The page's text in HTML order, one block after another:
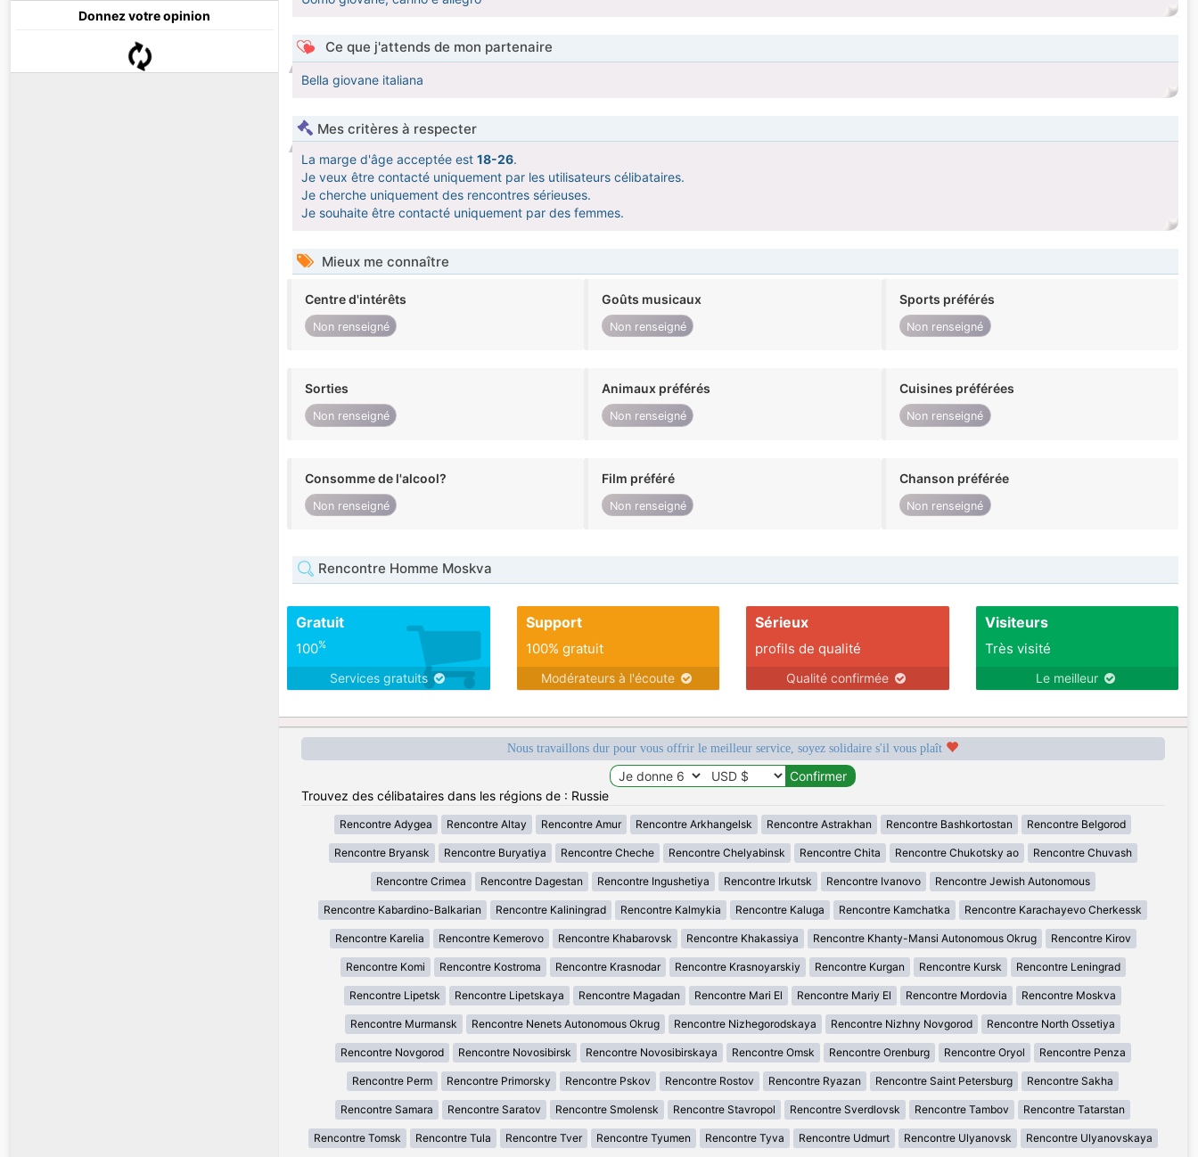
Donnez votre opinion
Ce que j'attends de mon partenaire
Bella giovane italiana
Mes critères à respecter
La marge d'âge acceptée est 18-26.
Je veux être contacté uniquement par les utilisateurs célibataires.
Je cherche uniquement des rencontres sérieuses.
Je souhaite être contacté uniquement par des femmes.
Mieux me connaître
Centre d'intérêts
Non renseigné
Goûts musicaux
Non renseigné
Sports préférés
Non renseigné
Sorties
Non renseigné
Animaux préférés
Non renseigné
Cuisines préférées
Non renseigné
Consomme de l'alcool?
Non renseigné
Film préféré
Non renseigné
Chanson préférée
Non renseigné
Rencontre Homme Moskva
Gratuit
100%
Services gratuits
Support
100% gratuit
Modérateurs à l'écoute
Sérieux
profils de qualité
Qualité confirmée
Visiteurs
Très visité
Le meilleur
Nous travaillons dur pour vous offrir le meilleur service, soyez solidaire s'il vous plaît
Trouvez des célibataires dans les régions de : Russie
Rencontre Adygea Rencontre Altay Rencontre Amur Rencontre Arkhangelsk Rencontre Astrakhan Rencontre Bashkortostan Rencontre Belgorod
Rencontre Bryansk Rencontre Buryatiya Rencontre Cheche Rencontre Chelyabinsk Rencontre Chita Rencontre Chukotsky ao Rencontre Chuvash
Rencontre Crimea Rencontre Dagestan Rencontre Ingushetiya Rencontre Irkutsk Rencontre Ivanovo Rencontre Jewish Autonomous
Rencontre Kabardino-Balkarian Rencontre Kaliningrad Rencontre Kalmykia Rencontre Kaluga Rencontre Kamchatka Rencontre Karachayevo Cherkessk
Rencontre Karelia Rencontre Kemerovo Rencontre Khabarovsk Rencontre Khakassiya Rencontre Khanty-Mansi Autonomous Okrug Rencontre Kirov
Rencontre Komi Rencontre Kostroma Rencontre Krasnodar Rencontre Krasnoyarskiy Rencontre Kurgan Rencontre Kursk Rencontre Leningrad
Rencontre Lipetsk Rencontre Lipetskaya Rencontre Magadan Rencontre Mari El Rencontre Mariy El Rencontre Mordovia Rencontre Moskva
Rencontre Murmansk Rencontre Nenets Autonomous Okrug Rencontre Nizhegorodskaya Rencontre Nizhny Novgorod Rencontre North Ossetiya
Rencontre Novgorod Rencontre Novosibirsk Rencontre Novosibirskaya Rencontre Omsk Rencontre Orenburg Rencontre Oryol Rencontre Penza
Rencontre Perm Rencontre Primorsky Rencontre Pskov Rencontre Rostov Rencontre Ryazan Rencontre Saint Petersburg Rencontre Sakha
Rencontre Samara Rencontre Saratov Rencontre Smolensk Rencontre Stavropol Rencontre Sverdlovsk Rencontre Tambov Rencontre Tatarstan
Rencontre Tomsk Rencontre Tula Rencontre Tver Rencontre Tyumen Rencontre Tyva Rencontre Udmurt Rencontre Ulyanovsk Rencontre Ulyanovskaya